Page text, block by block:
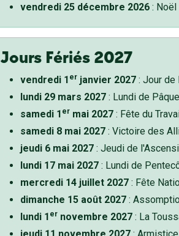
vendredi 25 décembre 2026: Noël
Jours Fériés 2027
vendredi 1 erjanvier 2027: Jour de
lundi 29 mars 2027: Lundi de
samedi 1 ermai 2027: Fête du
samedi 8 mai 2027: Victoire des
jeudi 6 mai 2027: Jeudi de
lundi 17 mai 2027: Lundi de
mercredi 14 juillet 2027: Fête
dimanche 15 août 2027:
lundi 1 ernovembre 2027: La
jeudi 11 novembre 2027: